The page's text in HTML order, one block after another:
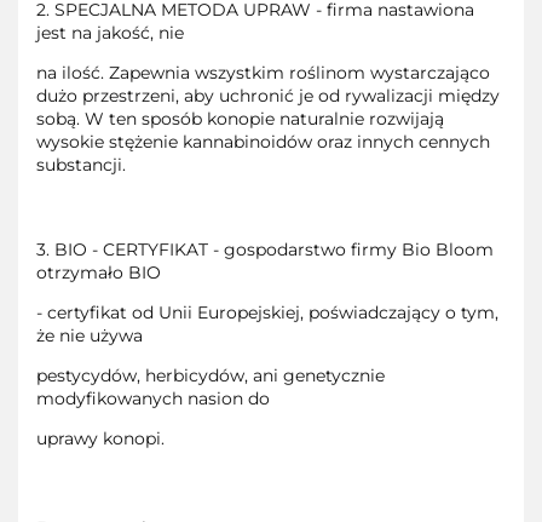
2. SPECJALNA METODA UPRAW - firma nastawiona
jest na jakość, nie
na ilość. Zapewnia wszystkim roślinom wystarczająco
dużo przestrzeni, aby uchronić je od rywalizacji między
sobą. W ten sposób konopie naturalnie rozwijają
wysokie stężenie kannabinoidów oraz innych cennych
substancji.
3. BIO - CERTYFIKAT - gospodarstwo firmy Bio Bloom
otrzymało BIO
- certyfikat od Unii Europejskiej, poświadczający o tym,
że nie używa
pestycydów, herbicydów, ani genetycznie
modyfikowanych nasion do
uprawy konopi.